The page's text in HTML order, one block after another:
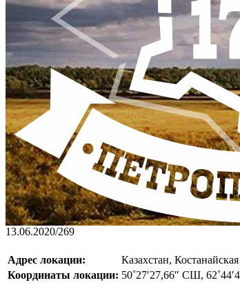
13.06.2020/269
Адрес локации:
Казахстан,
Координаты локации: 50˚27′27,66″ СШ,